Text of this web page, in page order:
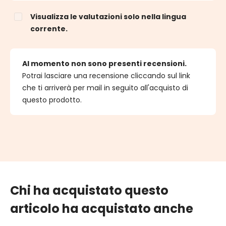
Visualizza le valutazioni solo nella lingua
corrente.
Al momento non sono presenti recensioni.
Potrai lasciare una recensione cliccando sul link
che ti arriverà per mail in seguito all'acquisto di
questo prodotto.
Chi ha acquistato questo
articolo ha acquistato anche